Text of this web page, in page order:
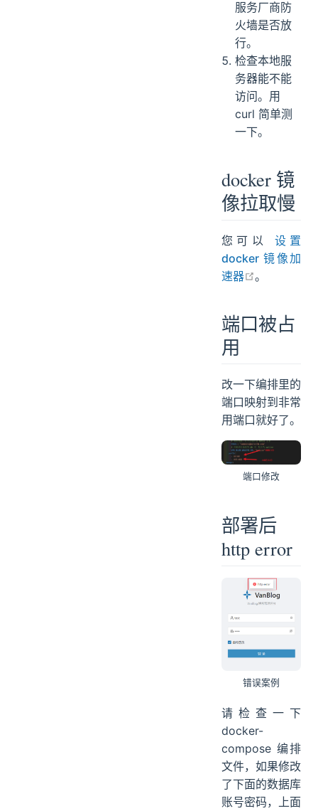
服务厂商防
火墙是否放
行。
检查本地服
务器能不能
访问。用
curl 简单测
一下。
docker 镜
像拉取慢
您可以 设置
docker 镜像加
速器
open in
。
端口被占
用
改一下编排里的
端口映射到非常
用端口就好了。
端口修改
部署后
http error
错误案例
请检查一下
docker-
compose 编排
文件，如果修改
了下面的数据库
账号密码，上面